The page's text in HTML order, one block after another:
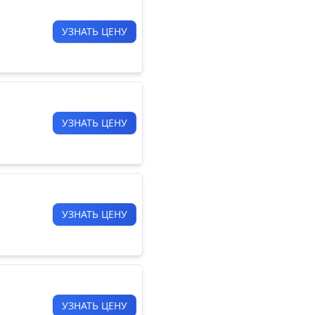
УЗНАТЬ ЦЕНУ
УЗНАТЬ ЦЕНУ
УЗНАТЬ ЦЕНУ
УЗНАТЬ ЦЕНУ